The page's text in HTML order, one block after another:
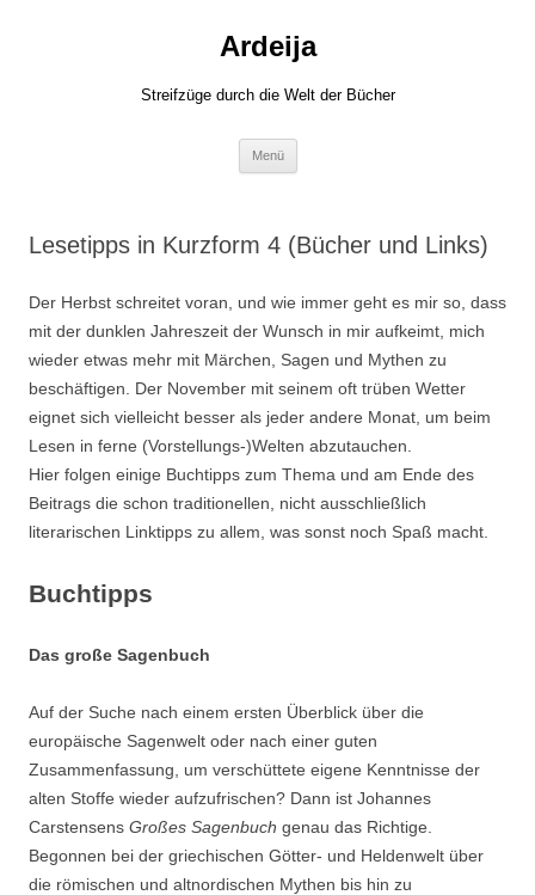
Ardeija
Streifzüge durch die Welt der Bücher
Menü
Lesetipps in Kurzform 4 (Bücher und Links)
Der Herbst schreitet voran, und wie immer geht es mir so, dass
mit der dunklen Jahreszeit der Wunsch in mir aufkeimt, mich
wieder etwas mehr mit Märchen, Sagen und Mythen zu
beschäftigen. Der November mit seinem oft trüben Wetter
eignet sich vielleicht besser als jeder andere Monat, um beim
Lesen in ferne (Vorstellungs-)Welten abzutauchen.
Hier folgen einige Buchtipps zum Thema und am Ende des
Beitrags die schon traditionellen, nicht ausschließlich
literarischen Linktipps zu allem, was sonst noch Spaß macht.
Buchtipps
Das große Sagenbuch
Auf der Suche nach einem ersten Überblick über die
europäische Sagenwelt oder nach einer guten
Zusammenfassung, um verschüttete eigene Kenntnisse der
alten Stoffe wieder aufzufrischen? Dann ist Johannes
Carstensens Großes Sagenbuch genau das Richtige.
Begonnen bei der griechischen Götter- und Heldenwelt über
die römischen und altnordischen Mythen bis hin zu